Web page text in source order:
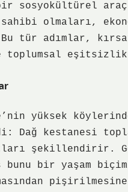
sosyokültürel araç
olmaları,
Bu tür adımlar,
ve toplumsal
yüksek
Dağ kestanesi
şekillendirir.
bunu bir yaşam